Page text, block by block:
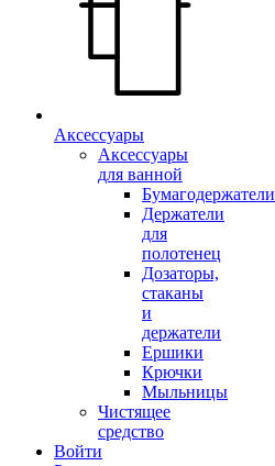
Аксессуары
Аксессуары
для ванной
Бумагодержатели
Держатели
для
полотенец
Дозаторы,
стаканы
и
держатели
Ершики
Крючки
Мыльницы
Чистящее
средство
Войти